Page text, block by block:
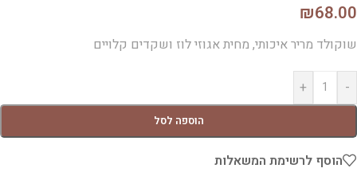
₪68.00
שוקולד מריר איכותי, מחית אגוזי לוז ושקדים קלויים
-
+
הוספה לסל
הוסף לרשימת המשאלות